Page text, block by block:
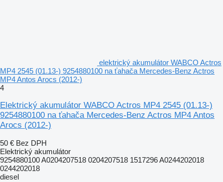
elektrický akumulátor WABCO Actros
MP4 2545 (01.13-) 9254880100 na ťahača Mercedes-Benz Actros
MP4 Antos Arocs (2012-)
4
Elektrický akumulátor WABCO Actros MP4 2545 (01.13-)
9254880100 na ťahača Mercedes-Benz Actros MP4 Antos
Arocs (2012-)
50 € Bez DPH
Elektrický akumulátor
9254880100 A0204207518 0204207518 1517296 A0244202018
0244202018
diesel